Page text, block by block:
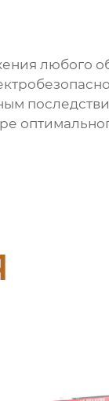
любого